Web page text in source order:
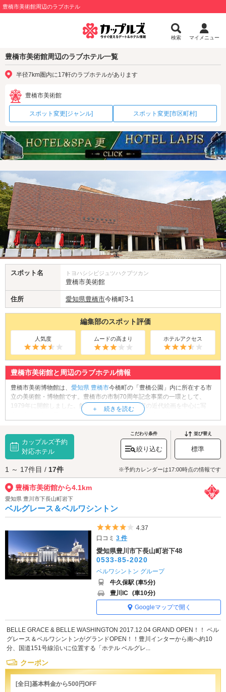
豊橋市美術館周辺のラブホテル
検索 マイメニュー
豊橋市美術館周辺のラブホテル一覧
半径7km圏内に17軒のラブホテルがあります
豊橋市美術館
スポット変更[ジャンル] スポット変更[市区町村]
スポット名 トヨハシシビジュツハクブツカン
豊橋市美術館
住所 愛知県豊橋市今橋町3-1
編集部のスポット評価
人気度 ムードの高まり ホテルアクセス
豊橋市美術館と周辺のラブホテル情報
豊橋市美術博物館は、 愛知県 豊橋市今橋町の「豊橋公園」内に所在する市
立の美術館・博物館です。豊橋市の市制70周年記念事業の一環として、
1979年に開館しました。館内では、郷土出身作家の近代絵画を中心に写
真、書、工芸作品など約1,000点の美術品や、歴史、陶磁器、考古、民俗の
後は、館内のミュージアムカフェで優雅にランチやカフェを楽しみません
か？お気に入りの作品についてお話ししながら、充実したひと時をお過ご
しください。
豊橋市美術館へは、豊橋市街エリアのラブホテルからもアクセスが便利で
す。
カップルズ予約
対応ホテル
こだわり条件
絞り込む
並び替え
標準
1 ～ 17件目 / 17件 ※予約カレンダーは17:00時点の情報です
豊橋市美術館から4.1km
愛知県 豊川市下長山町岩下
ベルグレース＆ベルワシントン
5つ星のうち4
4.37
口コミ3 件
愛知県豊川市下長山町岩下48
0533-85-2020
ベルワシントン グループ
牛久保駅 (車5分)
豊川IC (車10分)
Googleマップで開く
BELLE GRACE & BELLE WASHINGTON 2017.12.04 GRAND OPEN！！ ベル
グレース＆ベルワシントンがグランドOPEN！！豊川インターから南へ約10
分、国道151号線沿いに位置する「ホテル ベルグレ...
クーポン
[全日]基本料金から500円OFF